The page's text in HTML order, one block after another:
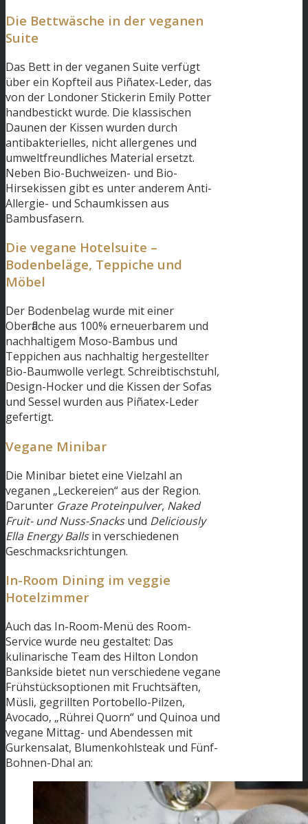
Die Bettwäsche in der veganen
Suite
Das Bett in der veganen Suite verfügt
über ein Kopfteil aus Piñatex-Leder, das
von der Londoner Stickerin Emily Potter
handbestickt wurde. Die klassischen
Daunen der Kissen wurden durch
antibakterielles, nicht allergenes und
umweltfreundliches Material ersetzt.
Neben Bio-Buchweizen- und Bio-
Hirsekissen gibt es unter anderem Anti-
Allergie- und Schaumkissen aus
Bambusfasern.
Die vegane Hotelsuite –
Bodenbeläge, Teppiche und
Möbel
Der Bodenbelag wurde mit einer
Oberfläche aus 100% erneuerbarem und
nachhaltigem Moso-Bambus und
Teppichen aus nachhaltig hergestellter
Bio-Baumwolle verlegt. Schreibtischstuhl,
Design-Hocker und die Kissen der Sofas
und Sessel wurden aus Piñatex-Leder
gefertigt.
Vegane Minibar
Die Minibar bietet eine Vielzahl an
veganen „Leckereien“ aus der Region.
Darunter Graze Proteinpulver, Naked
Fruit- und Nuss-Snacksund Deliciously
Ella Energy Ballsin verschiedenen
Geschmacksrichtungen.
In-Room Dining im veggie
Hotelzimmer
Auch das In-Room-Menü des Room-
Service wurde neu gestaltet: Das
kulinarische Team des Hilton London
Bankside bietet nun verschiedene vegane
Frühstücksoptionen mit Fruchtsäften,
Müsli, gegrillten Portobello-Pilzen,
Avocado, „Rührei Quorn“ und Quinoa und
vegane Mittag- und Abendessen mit
Gurkensalat, Blumenkohlsteak und Fünf-
Bohnen-Dhal an: